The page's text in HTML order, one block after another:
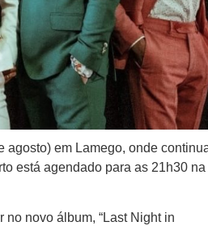
agosto) em Lamego, onde
está agendado para as 21h30 na
novo álbum, “Last Night in